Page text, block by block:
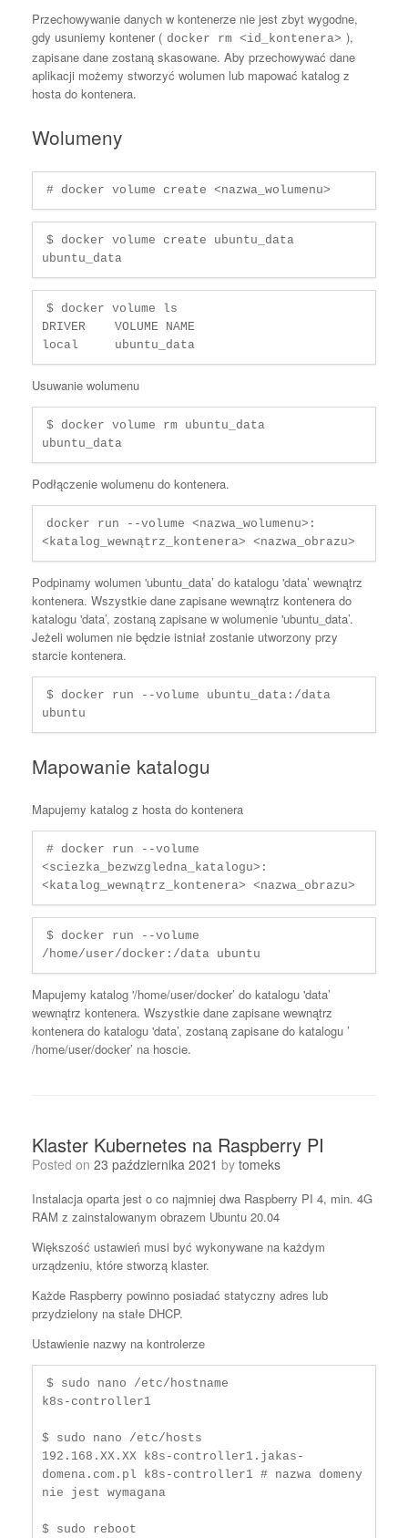
Przechowywanie danych w kontenerze nie jest zbyt wygodne,
gdy usuniemy kontener ( docker rm <id_kontenera> ),
zapisane dane zostaną skasowane. Aby przechowywać dane
aplikacji możemy stworzyć wolumen lub mapować katalog z
hosta do kontenera.
Wolumeny
# docker volume create <nazwa_wolumenu>
$ docker volume create ubuntu_data
ubuntu_data
$ docker volume ls
DRIVER    VOLUME NAME
Usuwanie wolumenu
$ docker volume rm ubuntu_data
ubuntu_data
Podłączenie wolumenu do kontenera.
docker run --volume <nazwa_wolumenu>:
Podpinamy wolumen 'ubuntu_data’ do katalogu 'data’ wewnątrz
kontenera. Wszystkie dane zapisane wewnątrz kontenera do
katalogu 'data’, zostaną zapisane w wolumenie 'ubuntu_data’.
Jeżeli wolumen nie będzie istniał zostanie utworzony przy
starcie kontenera.
$ docker run --volume ubuntu_data:/data
ubuntu
Mapowanie katalogu
Mapujemy katalog z hosta do kontenera
# docker run --volume
<sciezka_bezwzgledna_katalogu>:
<katalog_wewnątrz_kontenera> <nazwa_obrazu>
$ docker run --volume
/home/user/docker:/data ubuntu
Mapujemy katalog '/home/user/docker’ do katalogu 'data’
wewnątrz kontenera. Wszystkie dane zapisane wewnątrz
kontenera do katalogu 'data’, zostaną zapisane do katalogu ’
/home/user/docker’ na hoscie.
Klaster Kubernetes na Raspberry PI
Posted on 23 października 2021 by tomeks
Instalacja oparta jest o co najmniej dwa Raspberry PI 4, min. 4G
RAM z zainstalowanym obrazem Ubuntu 20.04
Większość ustawień musi być wykonywane na każdym
urządzeniu, które stworzą klaster.
Każde Raspberry powinno posiadać statyczny adres lub
przydzielony na stałe DHCP.
Ustawienie nazwy na kontrolerze
$ sudo nano /etc/hostname
k8s-controller1
$ sudo nano /etc/hosts
192.168.XX.XX k8s-controller1.jakas-
domena.com.pl k8s-controller1 # nazwa domeny
nie jest wymagana
$ sudo reboot